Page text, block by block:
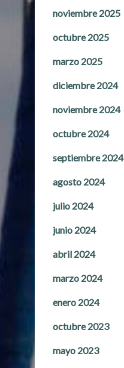
noviembre 2025
octubre 2025
marzo 2025
diciembre 2024
noviembre 2024
octubre 2024
septiembre 2024
agosto 2024
julio 2024
junio 2024
abril 2024
marzo 2024
enero 2024
octubre 2023
mayo 2023